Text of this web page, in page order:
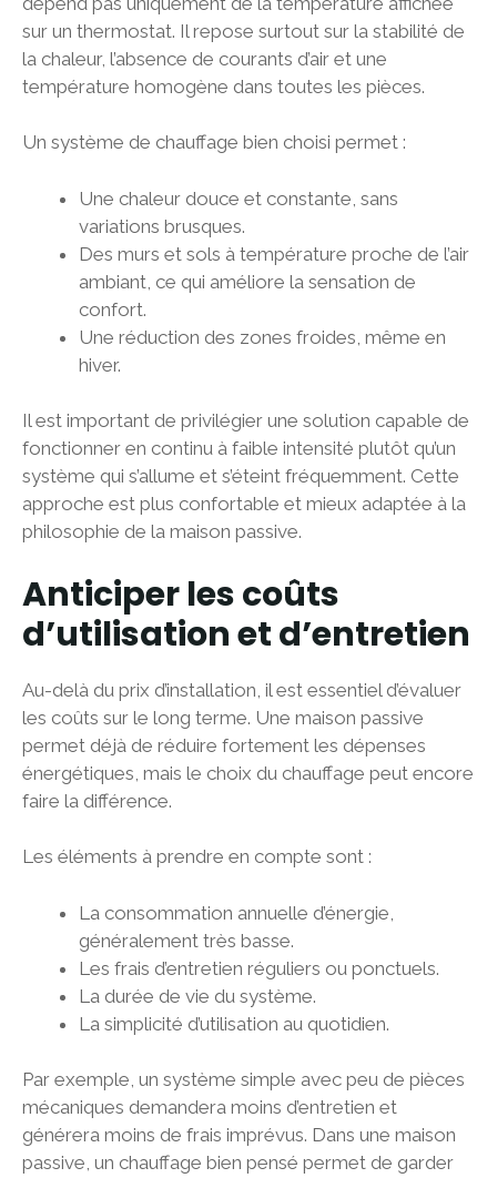
sur un thermostat. Il repose surtout sur la stabilité de
la chaleur, l’absence de courants d’air et une
température homogène dans toutes les pièces.
Un système de chauffage bien choisi permet :
Une chaleur douce et constante, sans
variations brusques.
Des murs et sols à température proche de l’air
ambiant, ce qui améliore la sensation de
confort.
Une réduction des zones froides, même en
hiver.
Il est important de privilégier une solution capable de
fonctionner en continu à faible intensité plutôt qu’un
système qui s’allume et s’éteint fréquemment. Cette
approche est plus confortable et mieux adaptée à la
philosophie de la maison passive.
Anticiper les coûts
d’utilisation et d’entretien
Au-delà du prix d’installation, il est essentiel d’évaluer
les coûts sur le long terme. Une maison passive
permet déjà de réduire fortement les dépenses
énergétiques, mais le choix du chauffage peut encore
faire la différence.
Les éléments à prendre en compte sont :
La consommation annuelle d’énergie,
généralement très basse.
Les frais d’entretien réguliers ou ponctuels.
La durée de vie du système.
La simplicité d’utilisation au quotidien.
Par exemple, un système simple avec peu de pièces
mécaniques demandera moins d’entretien et
générera moins de frais imprévus. Dans une maison
passive, un chauffage bien pensé permet de garder